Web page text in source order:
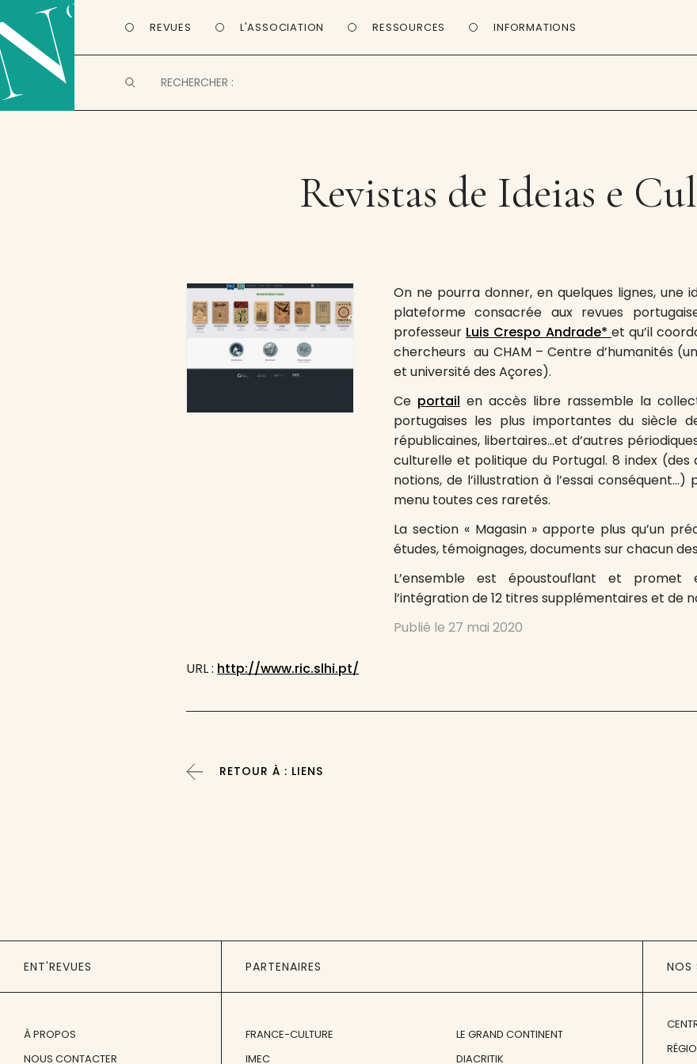
REVUES L'ASSOCIATION RESSOURCES INFORMATIONS
Revistas de Ideias e
On ne pourra donner, en quelques lignes, une
plateforme consacrée aux revues
professeur Luis Crespo Andrade* et qu’il
chercheurs au CHAM – Centre d’humanités
et université des Açores).
Ce portail en accès libre rassemble la
portugaises les plus importantes du siècle
républicaines, libertaires…et d’autres
culturelle et politique du Portugal. 8 index (des
notions, de l’illustration à l’essai
menu toutes ces raretés.
La section « Magasin » apporte plus qu’un
études, témoignages, documents sur chacun
L’ensemble est époustouflant et promet
l’intégration de 12 titres supplémentaires et de
Publié le 27 mai 2020
URL : http://www.ric.slhi.pt/
RETOUR À : LIENS
ENT'REVUES
À PROPOS
NOUS CONTACTER
PARTENAIRES
FRANCE-CULTURE
IMEC
LE GRAND CONTINENT
DIACRITIK
NOS